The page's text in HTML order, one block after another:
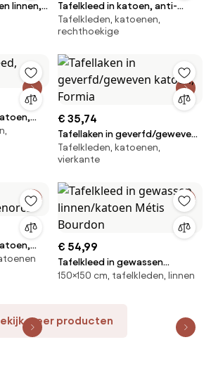
linnen,
Tafelkleed in katoen, anti-
vlekken SCENARIO
Tafelkleden, katoenen,
rechthoekige
€ 35,74
Tafellaken in geverfd/geweven
katoen, Formia
Tafelkleden, katoenen,
vierkante
€ 54,99
Tafelkleed in gewassen
linnen/katoen Métis Bourdon
150×150 cm, tafelkleden, linnen
meer producten